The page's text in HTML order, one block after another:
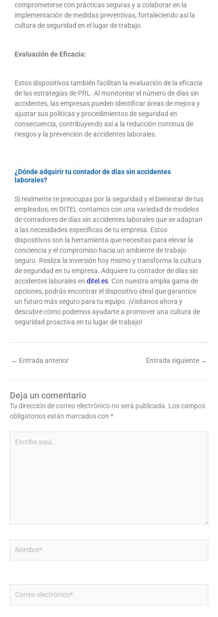
comprometerse con prácticas seguras y a colaborar en la
implementación de medidas preventivas, fortaleciendo así la
cultura de seguridad en el lugar de trabajo.
Evaluación de Eficacia:
Estos dispositivos también facilitan la evaluación de la eficacia
de las estrategias de PRL. Al monitorear el número de días sin
accidentes, las empresas pueden identificar áreas de mejora y
ajustar sus políticas y procedimientos de seguridad en
consecuencia, contribuyendo así a la reducción continua de
riesgos y la prevención de accidentes laborales.
¿Dónde adquirir tu contador de días sin accidentes
laborales?
Si realmente te preocupas por la seguridad y el bienestar de tus
empleados, en DITEL contamos con una variedad de modelos
de contadores de días sin accidentes laborales que se adaptan
a las necesidades específicas de tu empresa. Estos
dispositivos son la herramienta que necesitas para elevar la
conciencia y el compromiso hacia un ambiente de trabajo
seguro. Realiza la inversión hoy mismo y transforma la cultura
de seguridad en tu empresa. Adquiere tu contador de días sin
accidentes laborales en ditel.es. Con nuestra amplia gama de
opciones, podrás encontrar el dispositivo ideal que garantice
un futuro más seguro para tu equipo. ¡Visítanos ahora y
descubre cómo podemos ayudarte a promover una cultura de
seguridad proactiva en tu lugar de trabajo!
← Entrada anterior Entrada siguiente →
Deja un comentario
Tu dirección de correo electrónico no será publicada. Los campos
obligatorios están marcados con *
aquí...
electrónico*